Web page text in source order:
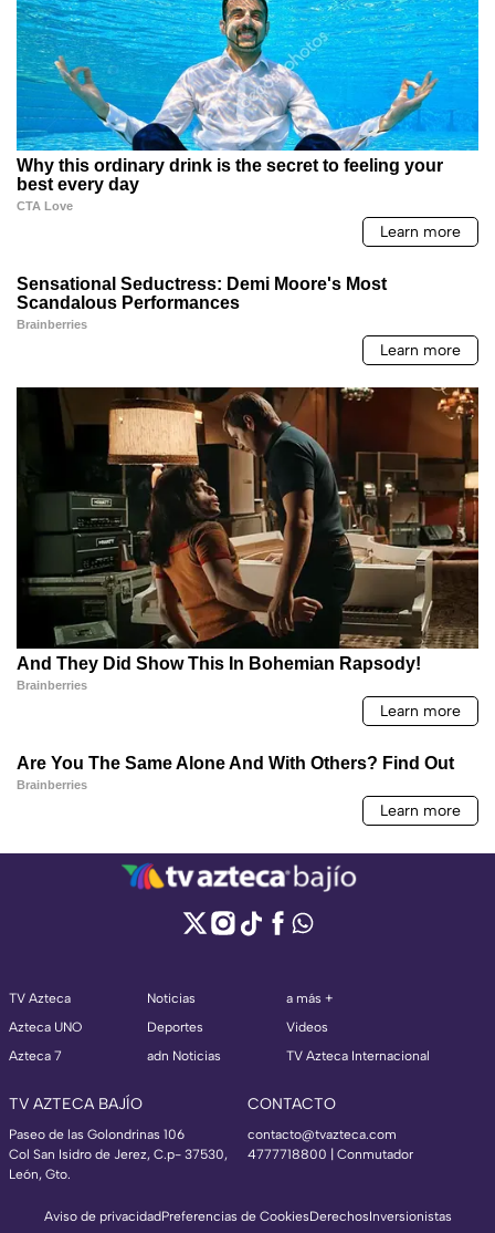
TV Azteca
Azteca UNO
Azteca 7
Noticias
Deportes
adn Noticias
a más +
Videos
TV Azteca Internacional
TV AZTECA BAJÍO
Paseo de las Golondrinas 106
Col San Isidro de Jerez, C.p- 37530,
León, Gto.
CONTACTO
contacto@tvazteca.com
4777718800 | Conmutador
Aviso de privacidadPreferencias de CookiesDerechosInversionistas